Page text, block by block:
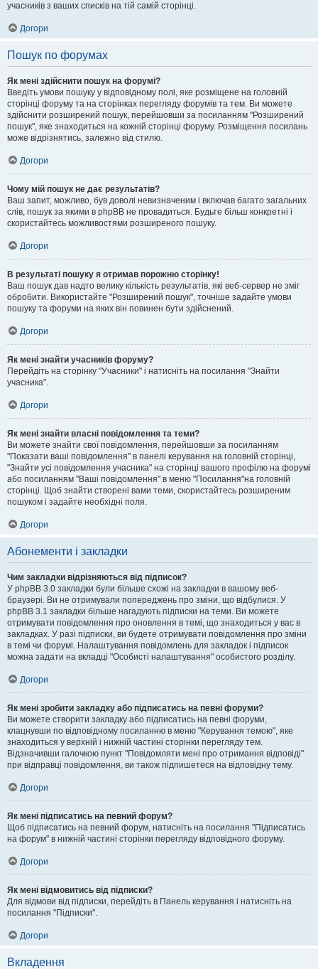
учасників з ваших списків на тій самій сторінці.
Догори
Пошук по форумах
Як мені здійснити пошук на форумі?
Введіть умови пошуку у відповідному полі, яке розміщене на головній
сторінці форуму та на сторінках перегляду форумів та тем. Ви можете
здійснити розширений пошук, перейшовши за посиланням "Розширений
пошук", яке знаходиться на кожній сторінці форуму. Розміщення посилань
може відрізнятись, залежно від стилю.
Догори
Чому мій пошук не дає результатів?
Ваш запит, можливо, був доволі невизначеним і включав багато загальних
слів, пошук за якими в phpBB не провадиться. Будьте більш конкретні і
скористайтесь можливостями розширеного пошуку.
Догори
В результаті пошуку я отримав порожню сторінку!
Ваш пошук дав надто велику кількість результатів, які веб-сервер не зміг
обробити. Використайте "Розширений пошук", точніше задайте умови
пошуку та форуми на яких він повинен бути здійснений.
Догори
Як мені знайти учасників форуму?
Перейдіть на сторінку "Учасники" і натисніть на посилання "Знайти
учасника".
Догори
Як мені знайти власні повідомлення та теми?
Ви можете знайти свої повідомлення, перейшовши за посиланням
"Показати ваші повідомлення" в панелі керування на головній сторінці,
"Знайти усі повідомлення учасника" на сторінці вашого профілю на форумі
або посиланням "Ваші повідомлення" в меню "Посилання"на головній
сторінці. Щоб знайти створені вами теми, скористайтесь розширеним
пошуком і задайте необхідні поля.
Догори
Абонементи і закладки
Чим закладки відрізняються від підписок?
У phpBB 3.0 закладки були більше схожі на закладки в вашому веб-
браузері. Ви не отримували попереджень про зміни, що відбулися. У
phpBB 3.1 закладки більше нагадують підписки на теми. Ви можете
отримувати повідомлення про оновлення в темі, що знаходиться у вас в
закладках. У разі підписки, ви будете отримувати повідомлення про зміни
в темі чи форумі. Налаштування повідомлень для закладок і підписок
можна задати на вкладці "Особисті налаштування" особистого розділу.
Догори
Як мені зробити закладку або підписатись на певні форуми?
Ви можете створити закладку або підписатись на певні форуми,
клацнувши по відповідному посиланню в меню "Керування темою", яке
знаходиться у верхній і нижній частині сторінки перегляду тем.
Відзначивши галочкою пункт "Повідомляти мені про отримання відповіді"
при відправці повідомлення, ви також підпишетеся на відповідну тему.
Догори
Як мені підписатись на певний форум?
Щоб підписатись на певний форум, натисніть на посилання "Підписатись
на форум" в нижній частині сторінки перегляду відповідного форуму.
Догори
Як мені відмовитись від підписки?
Для відмови від підписки, перейдіть в Панель керування і натисніть на
посилання "Підписки".
Догори
Вкладення